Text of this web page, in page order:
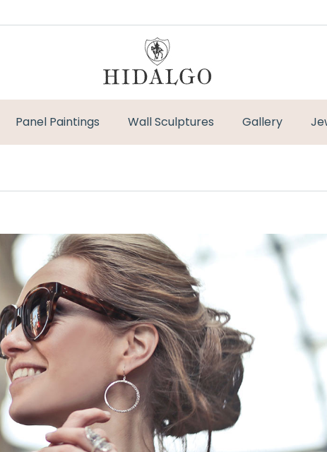
Panel Paintings Wall Sculptures Gallery